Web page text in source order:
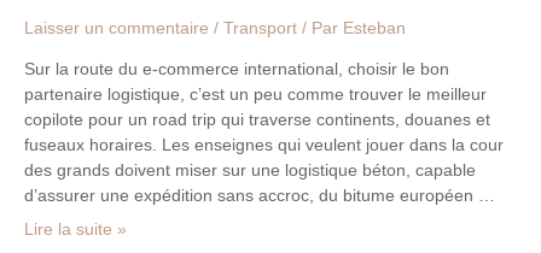
Laisser un commentaire / Transport / Par Esteban
Sur la route du e-commerce international, choisir le bon
partenaire logistique, c’est un peu comme trouver le meilleur
copilote pour un road trip qui traverse continents, douanes et
fuseaux horaires. Les enseignes qui veulent jouer dans la cour
des grands doivent miser sur une logistique béton, capable
d’assurer une expédition sans accroc, du bitume européen …
Lire la suite »